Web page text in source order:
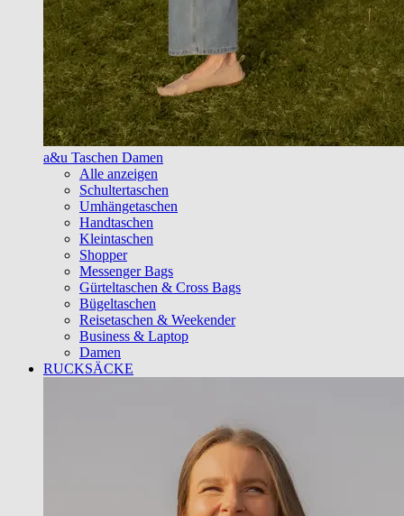
a&u Taschen Damen
Alle anzeigen
Schultertaschen
Umhängetaschen
Handtaschen
Kleintaschen
Shopper
Messenger Bags
Gürteltaschen & Cross Bags
Bügeltaschen
Reisetaschen & Weekender
Business & Laptop
Damen
RUCKSÄCKE